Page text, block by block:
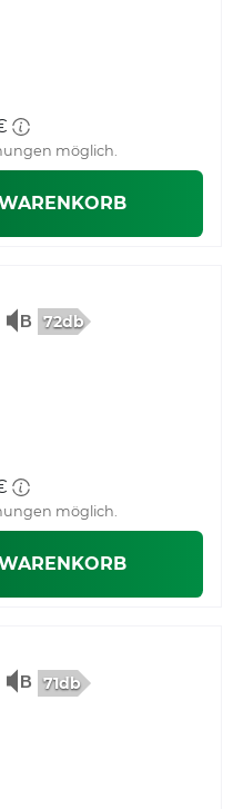
möglich.
72db
möglich.
71db